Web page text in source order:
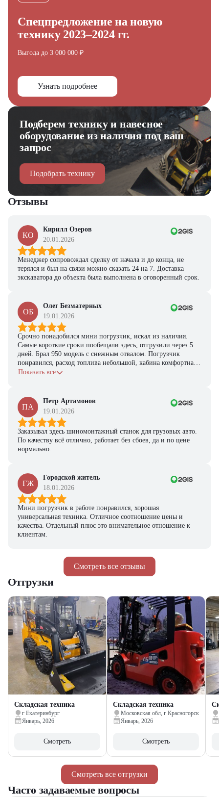
Спецпредложение на новую
технику 2023–2024 гг.
Выгода до 3 000 000 ₽
Узнать подробнее
Подберем технику и навесное
оборудование из наличия под ваш
запрос
Подобрать технику
Смотреть все отзывы
Отзывы
КО
Кирилл Озеров
20.01.2026
Менеджер сопровождал сделку от начала и до конца, не
терялся и был на связи можно сказать 24 на 7. Доставка
экскаватора до объекта была выполнена в оговоренный срок.
ОБ
Олег Безматерных
19.01.2026
Срочно понадобился мини погрузчик, искал из наличия.
Самые короткие сроки пообещали здесь, отгрузили через 5
дней. Брал 950 модель с снежным отвалом. Погрузчик
понравился, расход топлива небольшой, кабина комфортная,
с задачами справляется.
Показать все
ПА
Петр Артамонов
19.01.2026
Заказывал здесь шиномонтажный станок для грузовых авто.
По качеству всё отлично, работает без сбоев, да и по цене
нормально.
ГЖ
Городской житель
18.01.2026
Мини погрузчик в работе понравился, хорошая
универсальная техника. Отличное соотношение цены и
качества. Отдельный плюс это внимательное отношение к
клиентам.
Смотреть все отгрузки
Отгрузки
Складская техника
г Екатеринбург
Январь, 2026
Смотреть
Складская техника
Московская обл, г Красногорск
Январь, 2026
Смотреть
Часто задаваемые вопросы